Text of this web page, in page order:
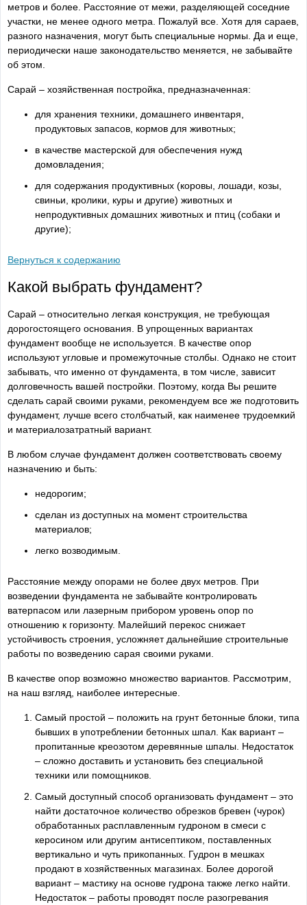
метров и более. Расстояние от межи, разделяющей соседние
участки, не менее одного метра. Пожалуй все. Хотя для сараев,
разного назначения, могут быть специальные нормы. Да и еще,
периодически наше законодательство меняется, не забывайте
об этом.
Сарай – хозяйственная постройка, предназначенная:
для хранения техники, домашнего инвентаря,
продуктовых запасов, кормов для животных;
в качестве мастерской для обеспечения нужд
домовладения;
для содержания продуктивных (коровы, лошади, козы,
свиньи, кролики, куры и другие) животных и
непродуктивных домашних животных и птиц (собаки и
другие);
Вернуться к содержанию
Какой выбрать фундамент?
Сарай – относительно легкая конструкция, не требующая
дорогостоящего основания. В упрощенных вариантах
фундамент вообще не используется. В качестве опор
используют угловые и промежуточные столбы. Однако не стоит
забывать, что именно от фундамента, в том числе, зависит
долговечность вашей постройки. Поэтому, когда Вы решите
сделать сарай своими руками, рекомендуем все же подготовить
фундамент, лучше всего столбчатый, как наименее трудоемкий
и материалозатратный вариант.
В любом случае фундамент должен соответствовать своему
назначению и быть:
недорогим;
сделан из доступных на момент строительства
материалов;
легко возводимым.
Расстояние между опорами не более двух метров. При
возведении фундамента не забывайте контролировать
ватерпасом или лазерным прибором уровень опор по
отношению к горизонту. Малейший перекос снижает
устойчивость строения, усложняет дальнейшие строительные
работы по возведению сарая своими руками.
В качестве опор возможно множество вариантов. Рассмотрим,
на наш взгляд, наиболее интересные.
Самый простой – положить на грунт бетонные блоки, типа
бывших в употреблении бетонных шпал. Как вариант –
пропитанные креозотом деревянные шпалы. Недостаток
– сложно доставить и установить без специальной
техники или помощников.
Самый доступный способ организовать фундамент – это
найти достаточное количество обрезков бревен (чурок)
обработанных расплавленным гудроном в смеси с
керосином или другим антисептиком, поставленных
вертикально и чуть прикопанных. Гудрон в мешках
продают в хозяйственных магазинах. Более дорогой
вариант – мастику на основе гудрона также легко найти.
Недостаток – работы проводят после разогревания